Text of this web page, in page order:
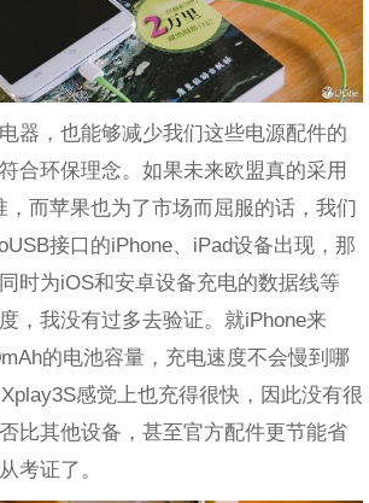
器，也能够减少我们这些电源配件的
合环保理念。如果未来欧盟真的采用
，而苹果也为了市场而屈服的话，我们
接口的iPhone、iPad设备出现，那
时为iOS和安卓设备充电的数据线等
，我没有过多去验证。就iPhone来
的电池容量，充电速度不会慢到哪
感觉上也充得很快，因此没有很
比其他设备，甚至官方配件更节能省
考证了。